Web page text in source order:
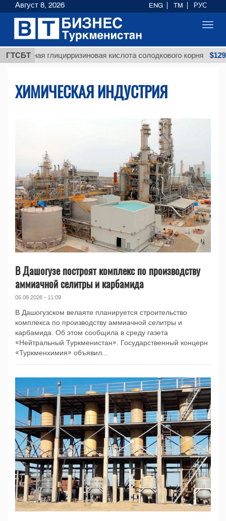
ГТСБТ
глицирризиновая кислота солодкового корня $12935,18
ХИМИЧЕСКАЯ ИНДУСТРИЯ
В Дашогузе построят комплекс по производству
аммиачной селитры и карбамида
05.08.2026 - 11:09
В Дашогузском велаяте планируется строительство
комплекса по производству аммиачной селитры и
карбамида. Об этом сообщила в среду газета
«Нейтральный Туркменистан». Государственный концерн
«Туркменхимия» объявил...
Август 8, 2026 ENG TM РУС